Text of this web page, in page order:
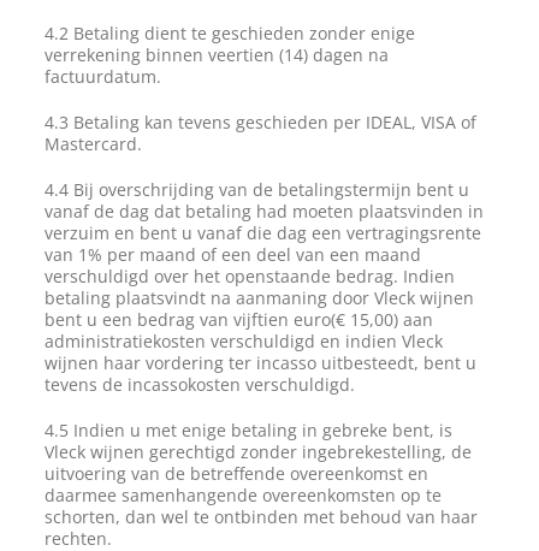
4.2 Betaling dient te geschieden zonder enige
verrekening binnen veertien (14) dagen na
factuurdatum.
4.3 Betaling kan tevens geschieden per IDEAL, VISA of
Mastercard.
4.4 Bij overschrijding van de betalingstermijn bent u
vanaf de dag dat betaling had moeten plaatsvinden in
verzuim en bent u vanaf die dag een vertragingsrente
van 1% per maand of een deel van een maand
verschuldigd over het openstaande bedrag. Indien
betaling plaatsvindt na aanmaning door Vleck wijnen
bent u een bedrag van vijftien euro(€ 15,00) aan
administratiekosten verschuldigd en indien Vleck
wijnen haar vordering ter incasso uitbesteedt, bent u
tevens de incassokosten verschuldigd.
4.5 Indien u met enige betaling in gebreke bent, is
Vleck wijnen gerechtigd zonder ingebrekestelling, de
uitvoering van de betreffende overeenkomst en
daarmee samenhangende overeenkomsten op te
schorten, dan wel te ontbinden met behoud van haar
rechten.